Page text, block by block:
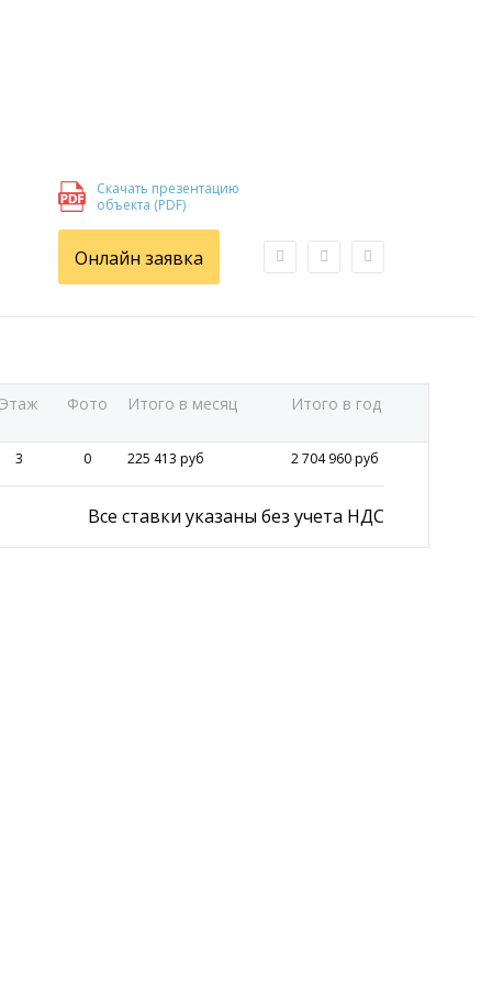
Скачать презентацию
объекта (PDF)
Онлайн заявка
Этаж Фото Итого в месяц Итого в год
3 0 225 413 руб 2 704 960 руб
Все ставки указаны без учета НДС